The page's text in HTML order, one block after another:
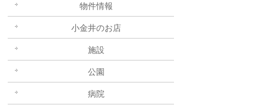
物件情報
小金井のお店
施設
公園
病院